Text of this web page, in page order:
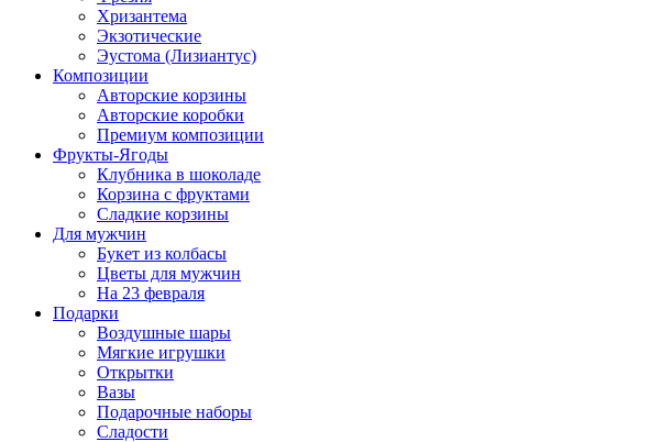
Хризантема
Экзотические
Эустома (Лизиантус)
Композиции
Авторские корзины
Авторские коробки
Премиум композиции
Фрукты-Ягоды
Клубника в шоколаде
Корзина с фруктами
Сладкие корзины
Для мужчин
Букет из колбасы
Цветы для мужчин
На 23 февраля
Подарки
Воздушные шары
Мягкие игрушки
Открытки
Вазы
Подарочные наборы
Сладости